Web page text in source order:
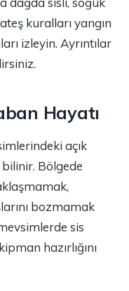
kuralları yangın
izleyin. Ayrıntılar
Hayatı
açık
Bölgede
bozmamak
sis
hazırlığını